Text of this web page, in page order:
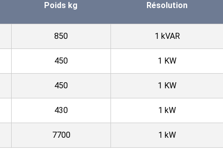
Poids kg Résolution
850 1 kVAR
450 1 KW
450 1 KW
430 1 kW
7700 1 kW